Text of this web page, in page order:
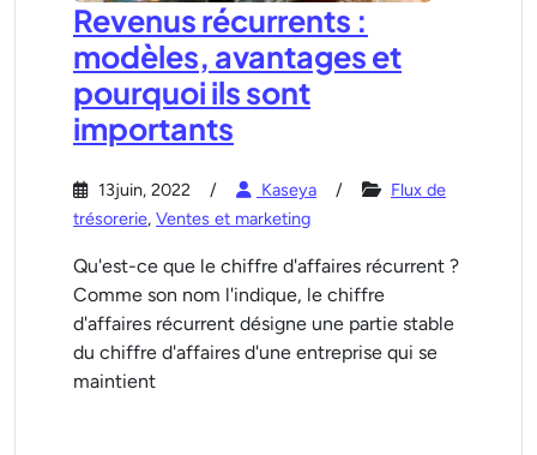
Revenus récurrents :
modèles, avantages et
pourquoi ils sont
importants
13juin, 2022 Kaseya
Flux de
trésorerie, Ventes et marketing
Qu'est-ce que le chiffre d'affaires récurrent ?
Comme son nom l'indique, le chiffre
d'affaires récurrent désigne une partie stable
du chiffre d'affaires d'une entreprise qui se
maintient